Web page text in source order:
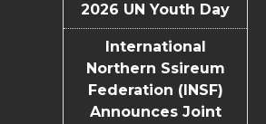
2026 UN Youth Day
International
Northern Ssireum
Federation (INSF)
Announces Joint